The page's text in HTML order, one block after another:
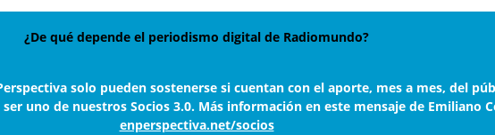
¿De qué depende el periodismo digital de Radiomundo?
solo pueden sostenerse si cuentan con el aporte, mes a mes, del
uno de nuestros Socios 3.0. Más información en este mensaje de Emiliano
enperspectiva.net/socios